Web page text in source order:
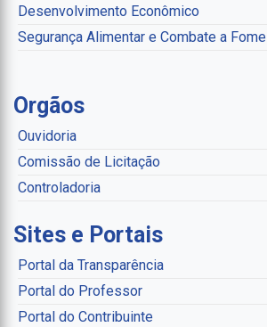
Desenvolvimento Econômico
Segurança Alimentar e Combate a Fome
Orgãos
Ouvidoria
Comissão de Licitação
Controladoria
Sites e Portais
Portal da Transparência
Portal do Professor
Portal do Contribuinte